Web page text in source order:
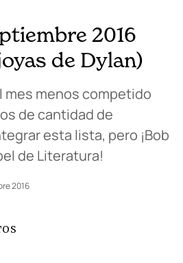
2016
de Dylan)
mes menos competido
de cantidad de
esta lista, pero ¡Bob
de Literatura!
2016